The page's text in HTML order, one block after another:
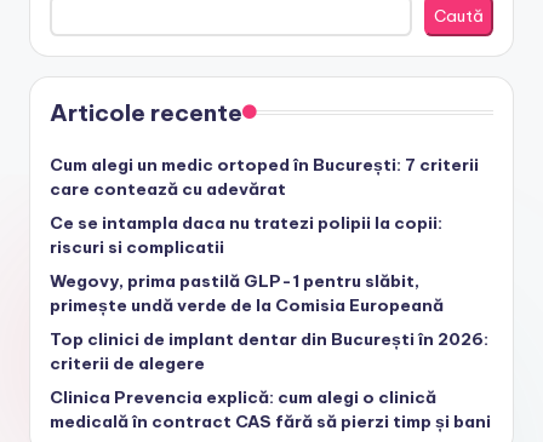
Caută
Articole recente
Cum alegi un medic ortoped în București: 7 criterii
care contează cu adevărat
Ce se intampla daca nu tratezi polipii la copii:
riscuri si complicatii
Wegovy, prima pastilă GLP-1 pentru slăbit,
primește undă verde de la Comisia Europeană
Top clinici de implant dentar din București în 2026:
criterii de alegere
Clinica Prevencia explică: cum alegi o clinică
medicală în contract CAS fără să pierzi timp și bani